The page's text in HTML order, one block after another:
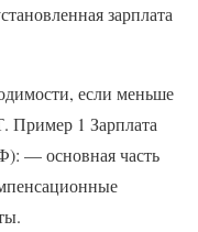
зарплата
если меньше
Пример 1 Зарплата
— основная часть